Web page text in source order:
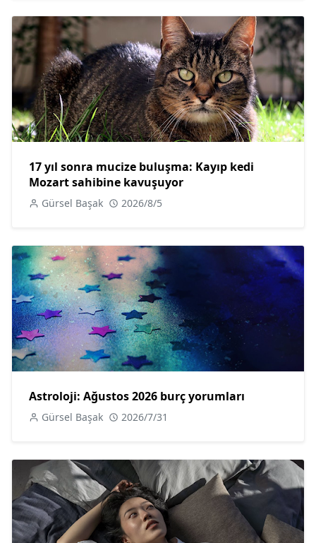
17 yıl sonra mucize buluşma: Kayıp kedi
Mozart sahibine kavuşuyor
Gürsel Başak 2026/8/5
Astroloji: Ağustos 2026 burç yorumları
Gürsel Başak 2026/7/31